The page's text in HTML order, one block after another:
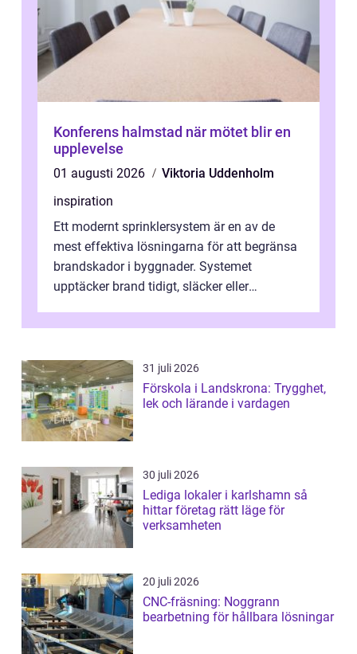
Konferens halmstad när mötet blir en
upplevelse
01 augusti 2026
Viktoria Uddenholm
inspiration
Ett modernt sprinklersystem är en av de
mest effektiva lösningarna för att begränsa
brandskador i byggnader. Systemet
upptäcker brand tidigt, släcker eller
31 juli 2026
Förskola i Landskrona: Trygghet,
lek och lärande i vardagen
30 juli 2026
Lediga lokaler i karlshamn så
hittar företag rätt läge för
verksamheten
20 juli 2026
CNC-fräsning: Noggrann
bearbetning för hållbara lösningar